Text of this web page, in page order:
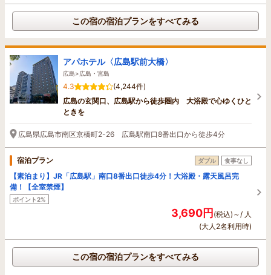
この宿の宿泊プランをすべてみる
アパホテル〈広島駅前大橋〉
広島>広島・宮島
4.3
(4,244件)
広島の玄関口、広島駅から徒歩圏内 大浴殿で心ゆくひと
ときを
広島県広島市南区京橋町2-26 広島駅南口8番出口から徒歩4分
宿泊プラン ダブル 食事なし
【素泊まり】JR「広島駅」南口8番出口徒歩4分！大浴殿・露天風呂完
備！【全室禁煙】
ポイント2%
3,690円(税込)～/ 人
(大人2名利用時)
この宿の宿泊プランをすべてみる